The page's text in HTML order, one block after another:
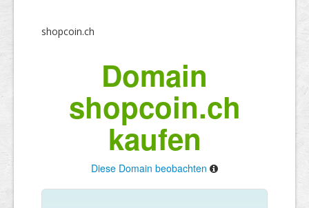
shopcoin.ch
Domain
shopcoin.ch
kaufen
Diese Domain beobachten